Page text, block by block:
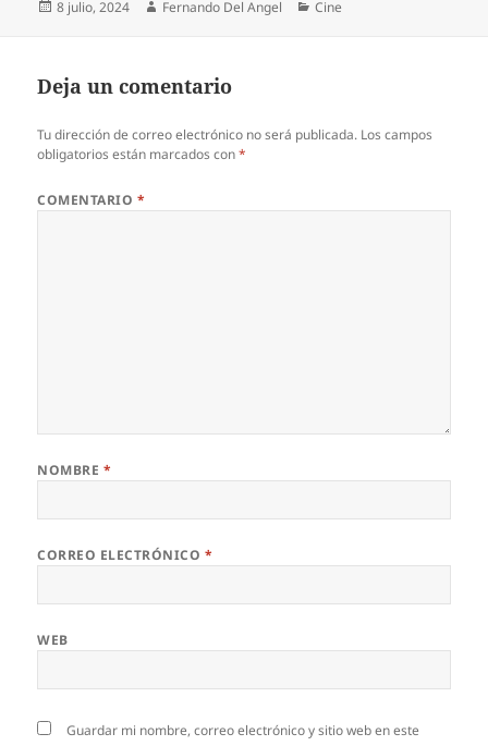
Publicado
8 julio, 2024 Autor
Fernando Del Angel Categorías
Cine
Deja un comentario
Tu dirección de correo electrónico no será publicada. Los campos
obligatorios están marcados con*
COMENTARIO *
NOMBRE *
CORREO ELECTRÓNICO *
WEB
Guardar mi nombre, correo electrónico y sitio web en este